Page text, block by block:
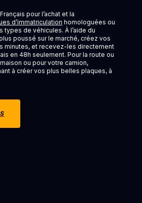
pour l’achat et la
d’immatriculation homologuées ou
de véhicules. À l’aide du
poussé sur le marché, créez vos
minutes, et recevez-les directement
en 48h seulement. Pour la route ou
ou pour votre camion,
à créer vos plus belles plaques, à